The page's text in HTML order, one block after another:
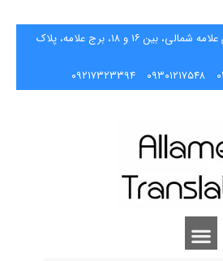
📍 تهران، سعادت‌آباد، خیابان علامه شمالی، بین ۱۶ و ۱۸، برج علامه، پلاک
۰۹۳۰۱۲۱۷۵۴۸ ۰۹۲۱۷۳۲۳۳۹۴